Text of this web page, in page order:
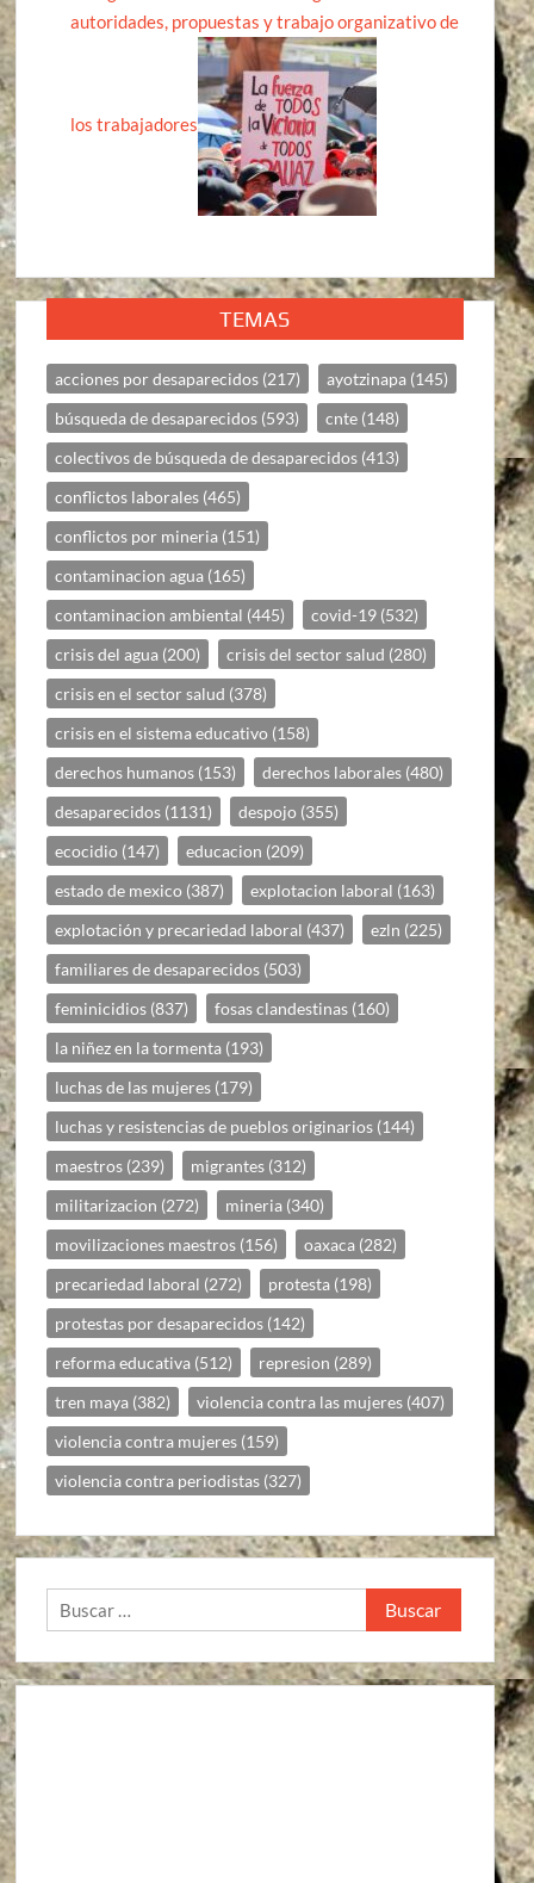
autoridades, propuestas y trabajo organizativo de
los trabajadores
TEMAS
acciones por desaparecidos (217) ayotzinapa (145)
búsqueda de desaparecidos (593) cnte (148)
colectivos de búsqueda de desaparecidos (413)
conflictos laborales (465)
conflictos por mineria (151)
contaminacion agua (165)
contaminacion ambiental (445) covid-19 (532)
crisis del agua (200) crisis del sector salud (280)
crisis en el sector salud (378)
crisis en el sistema educativo (158)
derechos humanos (153) derechos laborales (480)
desaparecidos (1131) despojo (355)
ecocidio (147) educacion (209)
estado de mexico (387) explotacion laboral (163)
explotación y precariedad laboral (437) ezln (225)
familiares de desaparecidos (503)
feminicidios (837) fosas clandestinas (160)
la niñez en la tormenta (193)
luchas de las mujeres (179)
luchas y resistencias de pueblos originarios (144)
maestros (239) migrantes (312)
militarizacion (272) mineria (340)
movilizaciones maestros (156) oaxaca (282)
precariedad laboral (272) protesta (198)
protestas por desaparecidos (142)
reforma educativa (512) represion (289)
tren maya (382) violencia contra las mujeres (407)
violencia contra mujeres (159)
violencia contra periodistas (327)
Buscar: